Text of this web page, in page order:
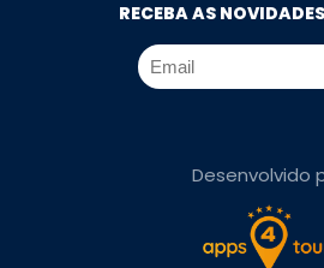
RECEBA AS
Desenvolvido